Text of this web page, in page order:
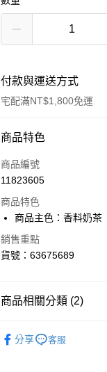
付款與運送方式
宅配滿NT$1,800免運
付款方式
信用卡一次付款
Apple Pay
街口支付
運送方式
商品特色
商品編號
11823605
商品特色
商品主色：香料奶茶
銷售重點
貨號：63675689
商品相關分類 (2)
分享 客服